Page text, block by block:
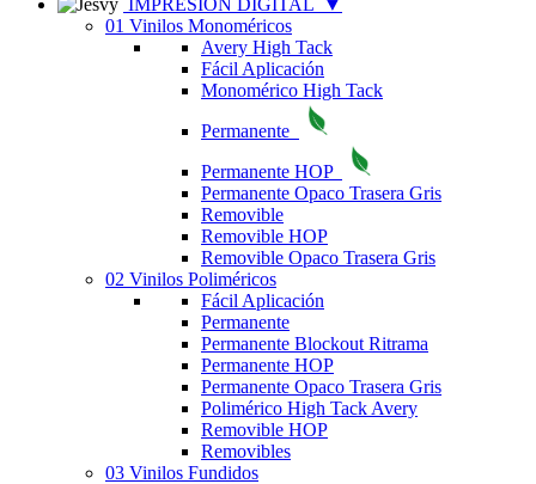
IMPRESIÓN DIGITAL
▼
01 Vinilos Monoméricos
Avery High Tack
Fácil Aplicación
Monomérico High Tack
Permanente
Permanente HOP
Permanente Opaco Trasera Gris
Removible
Removible HOP
Removible Opaco Trasera Gris
02 Vinilos Poliméricos
Fácil Aplicación
Permanente
Permanente Blockout Ritrama
Permanente HOP
Permanente Opaco Trasera Gris
Polimérico High Tack Avery
Removible HOP
Removibles
03 Vinilos Fundidos